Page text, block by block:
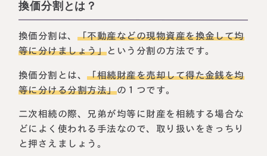
換価分割とは？
換価分割は、「不動産などの現物資産を換金して均
等に分けましょう」という分割の方法です。
換価分割とは、「相続財産を売却して得た金銭を均
等に分ける分割方法」の１つです。
二次相続の際、兄弟が均等に財産を相続する場合な
どによく使われる手法なので、取り扱いをきっちり
と押さえましょう。